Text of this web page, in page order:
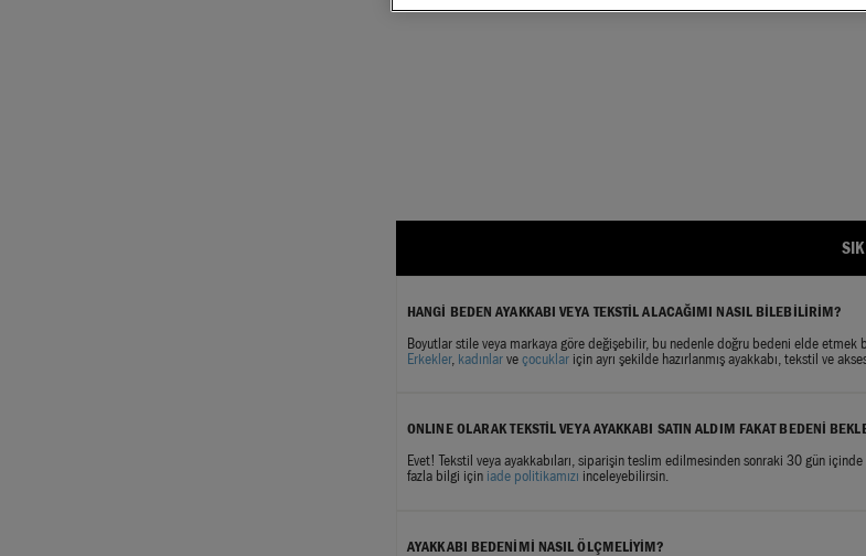
HANGİ BEDEN AYAKKABI VEYA TEKSTİL ALACAĞIMI NASIL BİLEBİLİRİM?
Boyutlar stile veya markaya göre değişebilir, bu nedenle doğru bedeni elde etmek
Erkekler, kadınlarveçocuklar için ayrı şekilde hazırlanmış ayakkabı, tekstil ve
ONLINE OLARAK TEKSTİL VEYA AYAKKABI SATIN ALDIM FAKAT BEDENİ
Evet! Tekstil veya ayakkabıları, siparişin teslim edilmesinden sonraki 30 gün
fazla bilgi için iade politikamızı inceleyebilirsin.
AYAKKABI BEDENİMİ NASIL ÖLÇMELİYİM?